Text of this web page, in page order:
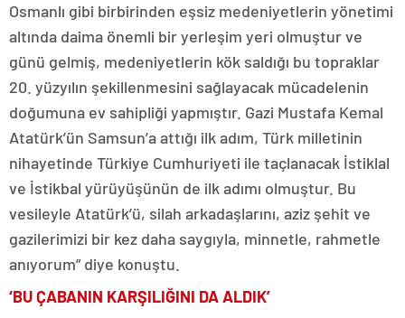
Osmanlı gibi birbirinden eşsiz medeniyetlerin yönetimi
altında daima önemli bir yerleşim yeri olmuştur ve
günü gelmiş, medeniyetlerin kök saldığı bu topraklar
20. yüzyılın şekillenmesini sağlayacak mücadelenin
doğumuna ev sahipliği yapmıştır. Gazi Mustafa Kemal
Atatürk’ün Samsun’a attığı ilk adım, Türk milletinin
nihayetinde Türkiye Cumhuriyeti ile taçlanacak İstiklal
ve İstikbal yürüyüşünün de ilk adımı olmuştur. Bu
vesileyle Atatürk’ü, silah arkadaşlarını, aziz şehit ve
gazilerimizi bir kez daha saygıyla, minnetle, rahmetle
anıyorum” diye konuştu.
‘BU ÇABANIN KARŞILIĞINI DA ALDIK’